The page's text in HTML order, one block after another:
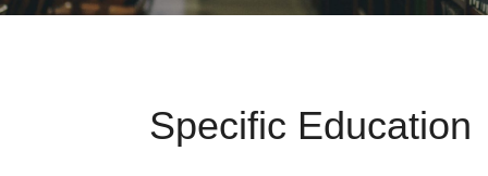
البحث العلمي
Specific Education